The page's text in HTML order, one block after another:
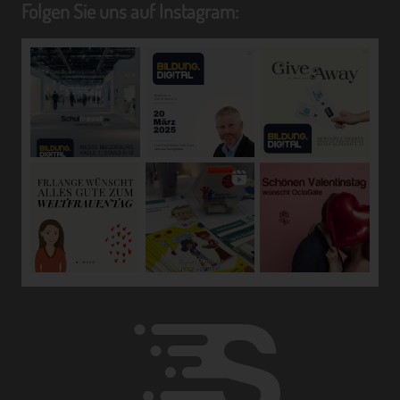
Folgen Sie uns auf Instagram:
die Anpassung oder Veränderung, das Auslesen, das
Abfragen, die Verwendung, die Offenlegung durch
Übermittlung, Verbreitung oder eine andere Form der
Bereitstellung, den Abgleich oder die Verknüpfung, die
Einschränkung, das Löschen oder die Vernichtung.
d) Einschränkung der Verarbeitung
Einschränkung der Verarbeitung ist die Markierung
gespeicherter personenbezogener Daten mit dem Ziel,
ihre künftige Verarbeitung einzuschränken.
e) Profiling
Profiling ist jede Art der automatisierten Verarbeitung
personenbezogener Daten, die darin besteht, dass diese